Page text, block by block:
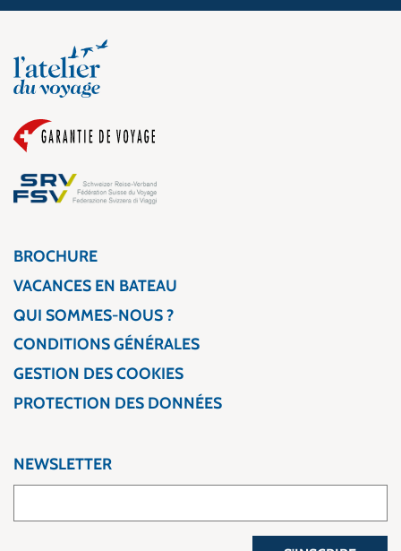
BROCHURE
VACANCES EN BATEAU
QUI SOMMES-NOUS ?
CONDITIONS GÉNÉRALES
GESTION DES COOKIES
PROTECTION DES DONNÉES
NEWSLETTER